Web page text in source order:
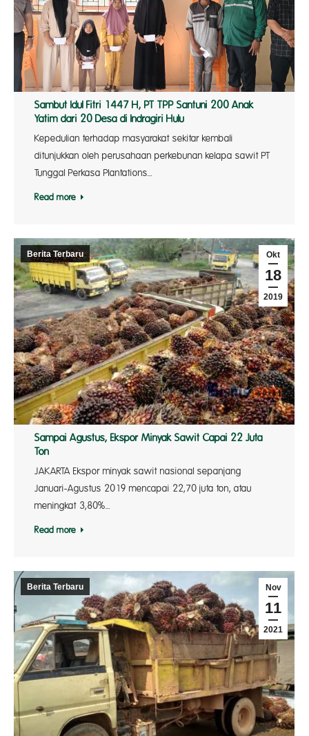
Sambut Idul Fitri 1447 H, PT TPP Santuni 200 Anak
Yatim dari 20 Desa di Indragiri Hulu
Kepedulian terhadap masyarakat sekitar kembali
ditunjukkan oleh perusahaan perkebunan kelapa sawit PT
Tunggal Perkasa Plantations…
Read more
Okt
18
2019
Berita Terbaru
Sampai Agustus, Ekspor Minyak Sawit Capai 22 Juta
Ton
JAKARTA Ekspor minyak sawit nasional sepanjang
Januari-Agustus 2019 mencapai 22,70 juta ton, atau
meningkat 3,80%…
Read more
Nov
11
2021
Berita Terbaru